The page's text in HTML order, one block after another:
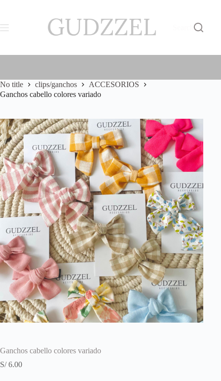
Search
No title clips/ganchos
ACCESORIOS
Ganchos cabello colores variado
Ganchos cabello colores variado
S/6.00